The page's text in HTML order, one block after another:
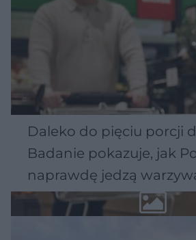
Daleko do pięciu porcji
Badanie pokazuje, jak
naprawdę jedzą